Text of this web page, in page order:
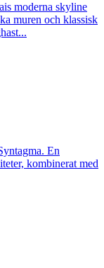
moderna skyline
muren och klassisk
En
kombinerat med